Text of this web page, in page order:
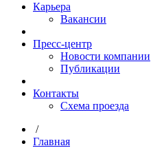
Карьера
Вакансии
Пресс-центр
Новости компании
Публикации
Контакты
Схема проезда
/
Главная